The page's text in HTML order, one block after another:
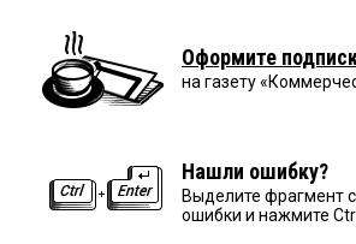
Оформите
на газету
Нашли ошибку?
Выделите фрагмент
ошибки и нажмите